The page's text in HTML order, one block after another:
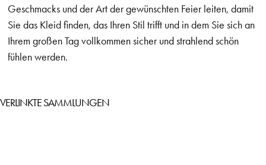
Geschmacks und der Art der gewünschten Feier leiten, damit
Sie das Kleid finden, das Ihren Stil trifft und in dem Sie sich an
Ihrem großen Tag vollkommen sicher und strahlend schön
fühlen werden.
VERLINKTE SAMMLUNGEN